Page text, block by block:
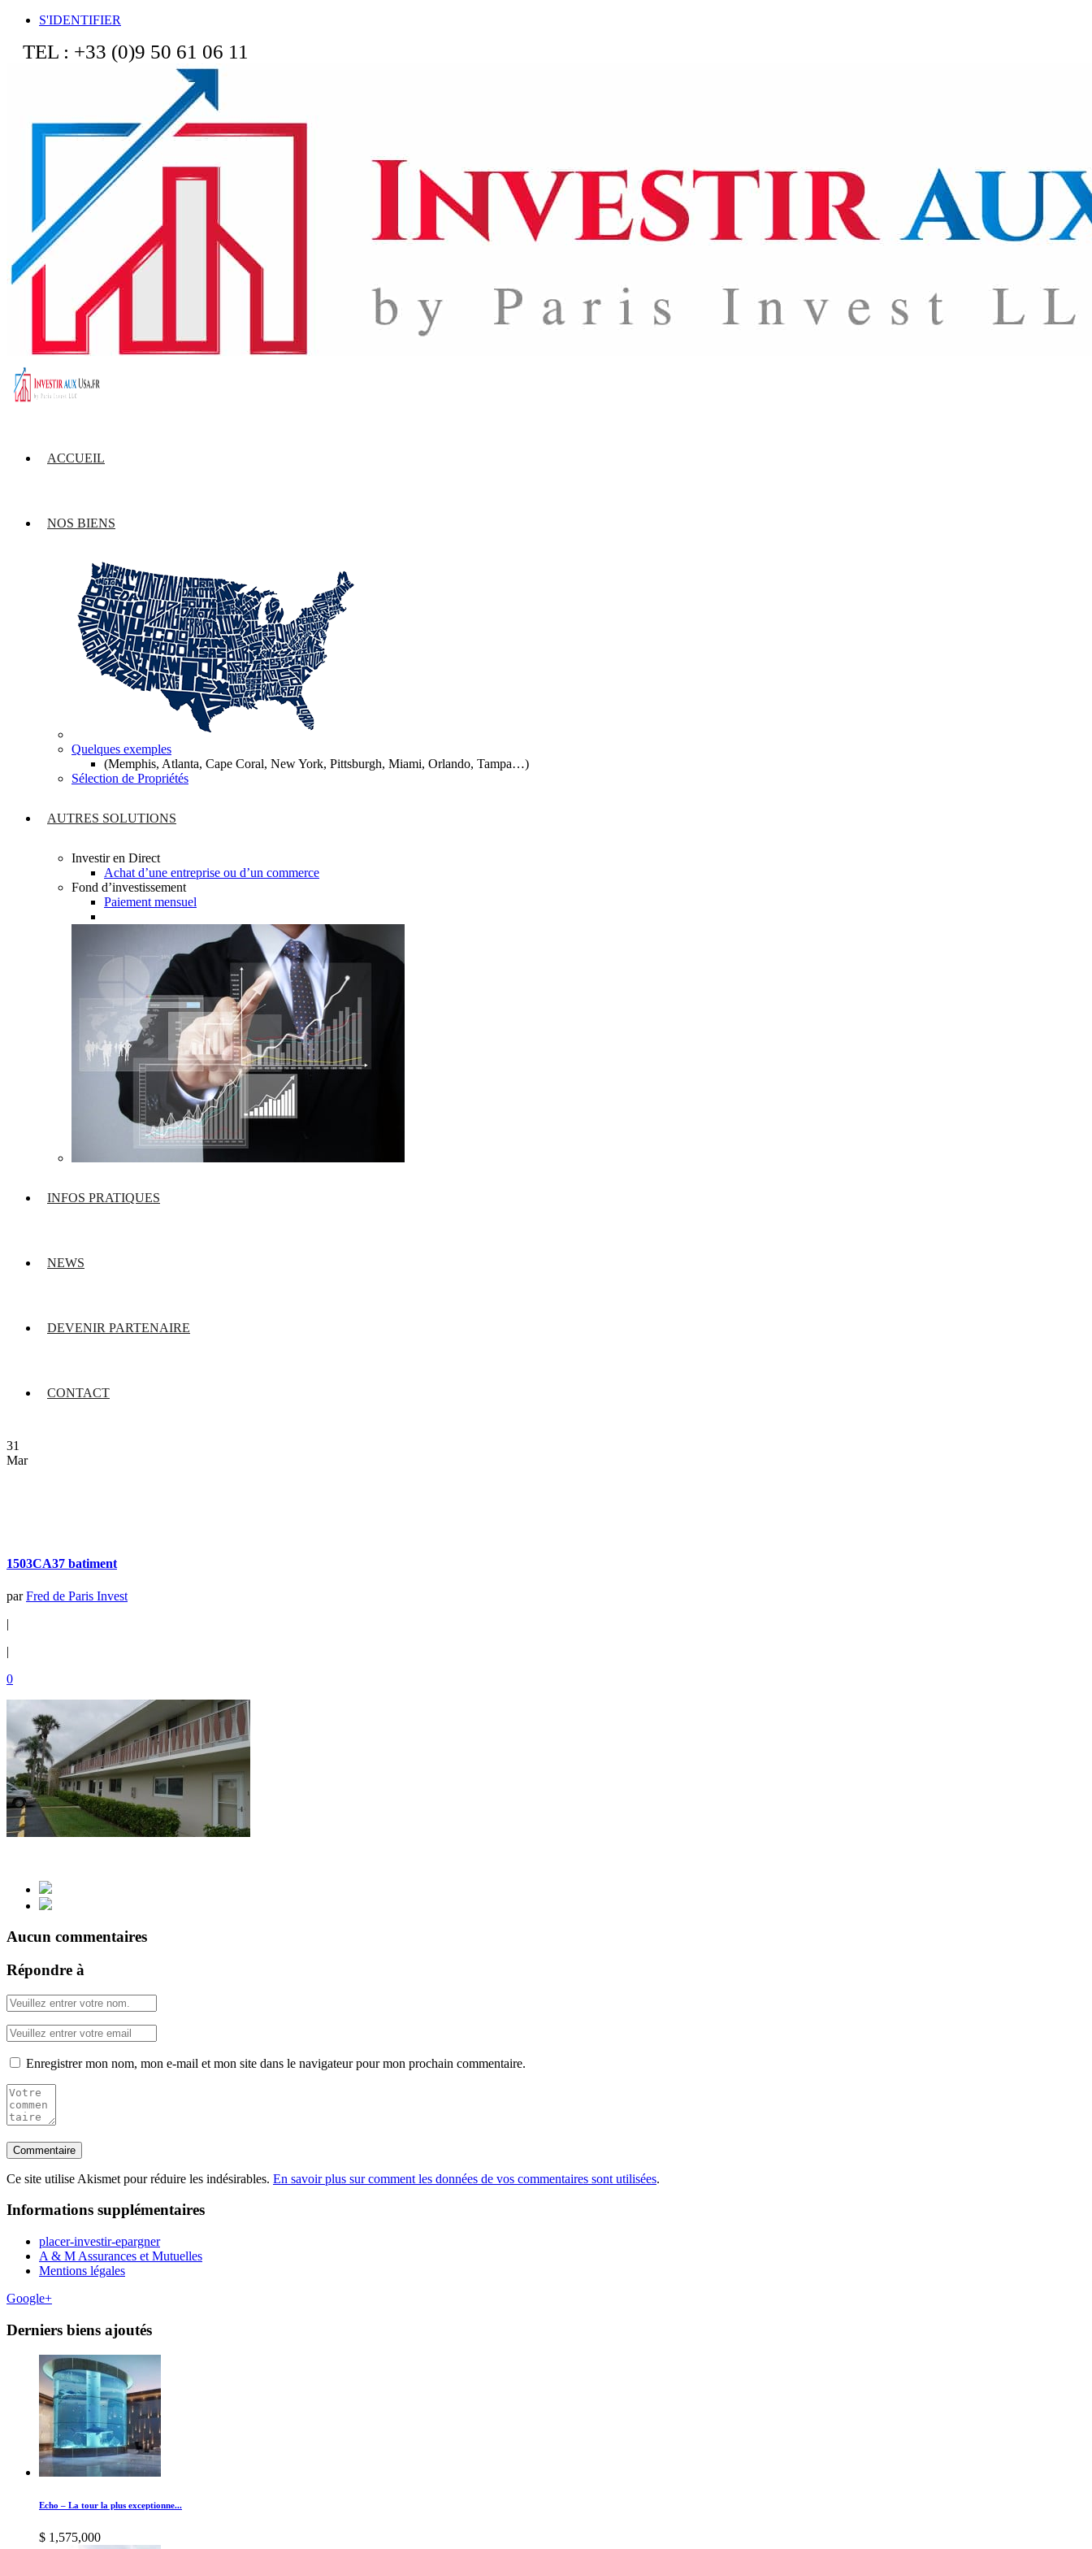
S'IDENTIFIER
TEL : +33 (0)9 50 61 06 11
ACCUEIL
NOS BIENS
Quelques exemples
(Memphis, Atlanta, Cape Coral, New York, Pittsburgh, Miami, Orlando, Tampa…)
Sélection de Propriétés
AUTRES SOLUTIONS
Investir en Direct
Achat d’une entreprise ou d’un commerce
Fond d’investissement
Paiement mensuel
INFOS PRATIQUES
NEWS
DEVENIR PARTENAIRE
CONTACT
31
Mar
1503CA37 batiment
parFred de Paris Invest
|
|
0
Aucun commentaires
Répondre à
Enregistrer mon nom, mon e-mail et mon site dans le navigateur pour mon prochain commentaire.
Ce site utilise Akismet pour réduire les indésirables. En savoir plus sur comment les données de vos commentaires sont utilisées.
Informations supplémentaires
placer-investir-epargner
A & M Assurances et Mutuelles
Mentions légales
Google+
Derniers biens ajoutés
Echo – La tour la plus exceptionne...
$ 1,575,000